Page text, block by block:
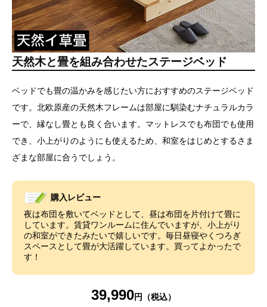
天然木と畳を組み合わせたステージベッド
ベッドでも畳の温かみを感じたい方におすすめのステージベッド
です。北欧原産の天然木フレームは部屋に馴染むナチュラルカラ
ーで、縁なし畳とも良く合います。マットレスでも布団でも使用
でき、小上がりのようにも使えるため、和室をはじめとするさま
ざまな部屋に合うでしょう。
購入レビュー
夜は布団を敷いてベッドとして、昼は布団を片付けて畳に
しています。賃貸ワンルームに住んでいますが、小上がり
の和室ができたみたいで嬉しいです。毎日昼寝やくつろぎ
スペースとして畳が大活躍しています。買ってよかったで
す！
39,990